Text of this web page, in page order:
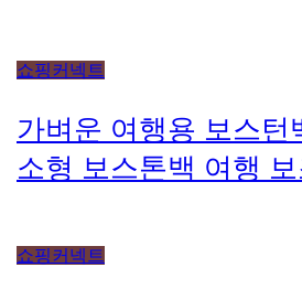
쇼핑커넥트
가벼운 여행용 보스턴
소형 보스톤백 여행
쇼핑커넥트